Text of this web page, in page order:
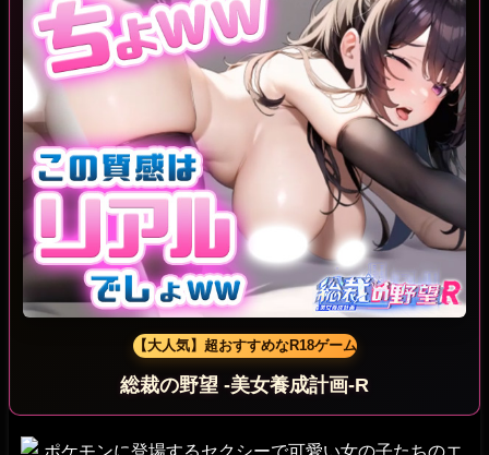
【大人気】超おすすめなR18ゲーム
総裁の野望 -美女養成計画-R